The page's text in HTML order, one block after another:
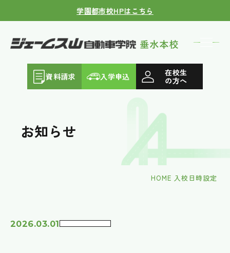
学園都市校HPはこちら
資料請求 入学申込
在校生
の方へ
お知らせ
HOME 入校日時設定
2026.03.01